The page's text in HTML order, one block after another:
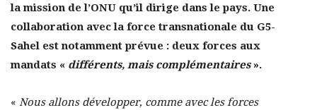
la mission de l’ONU qu’il dirige dans le pays. Une
collaboration avec la force transnationale du G5-
Sahel est notamment prévue : deux forces aux
mandats « différents, mais complémentaires».
« Nous allons développer, comme avec les forces